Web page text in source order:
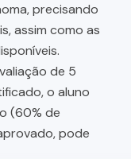
precisando
assim como as
de 5
o aluno
(60% de
pode